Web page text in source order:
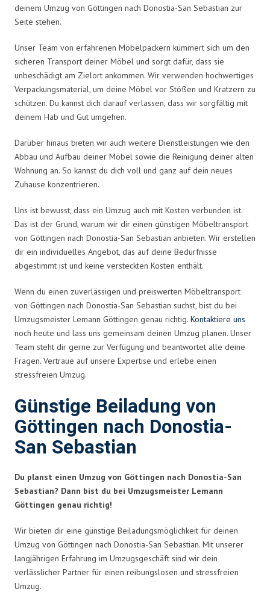
deinem Umzug von Göttingen nach Donostia-San Sebastian zur
Seite stehen.
Unser Team von erfahrenen Möbelpackern kümmert sich um den
sicheren Transport deiner Möbel und sorgt dafür, dass sie
unbeschädigt am Zielort ankommen. Wir verwenden hochwertiges
Verpackungsmaterial, um deine Möbel vor Stößen und Kratzern zu
schützen. Du kannst dich darauf verlassen, dass wir sorgfältig mit
deinem Hab und Gut umgehen.
Darüber hinaus bieten wir auch weitere Dienstleistungen wie den
Abbau und Aufbau deiner Möbel sowie die Reinigung deiner alten
Wohnung an. So kannst du dich voll und ganz auf dein neues
Zuhause konzentrieren.
Uns ist bewusst, dass ein Umzug auch mit Kosten verbunden ist.
Das ist der Grund, warum wir dir einen günstigen Möbeltransport
von Göttingen nach Donostia-San Sebastian anbieten. Wir erstellen
dir ein individuelles Angebot, das auf deine Bedürfnisse
abgestimmt ist und keine versteckten Kosten enthält.
Wenn du einen zuverlässigen und preiswerten Möbeltransport
von Göttingen nach Donostia-San Sebastian suchst, bist du bei
Umzugsmeister Lemann Göttingen genau richtig. Kontaktiere uns
noch heute und lass uns gemeinsam deinen Umzug planen. Unser
Team steht dir gerne zur Verfügung und beantwortet alle deine
Fragen. Vertraue auf unsere Expertise und erlebe einen
stressfreien Umzug.
Günstige Beiladung von
Göttingen nach Donostia-
San Sebastian
Du planst einen Umzug von Göttingen nach Donostia-San
Sebastian? Dann bist du bei Umzugsmeister Lemann
Göttingen genau richtig!
Wir bieten dir eine günstige Beiladungsmöglichkeit für deinen
Umzug von Göttingen nach Donostia-San Sebastian. Mit unserer
langjährigen Erfahrung im Umzugsgeschäft sind wir dein
verlässlicher Partner für einen reibungslosen und stressfreien
Umzug.